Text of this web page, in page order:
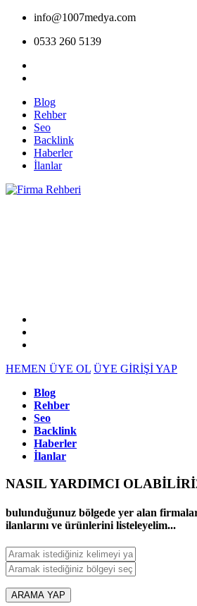
info@1007medya.com
0533 260 5139
Blog
Rehber
Seo
Backlink
Haberler
İlanlar
HEMEN ÜYE OL ÜYE GİRİŞİ YAP
Blog
Rehber
Seo
Backlink
Haberler
İlanlar
NASIL YARDIMCI
bulunduğunuz bölgede yer alan
ilanlarını ve ürünlerini listeleyelim...
ARAMA YAP